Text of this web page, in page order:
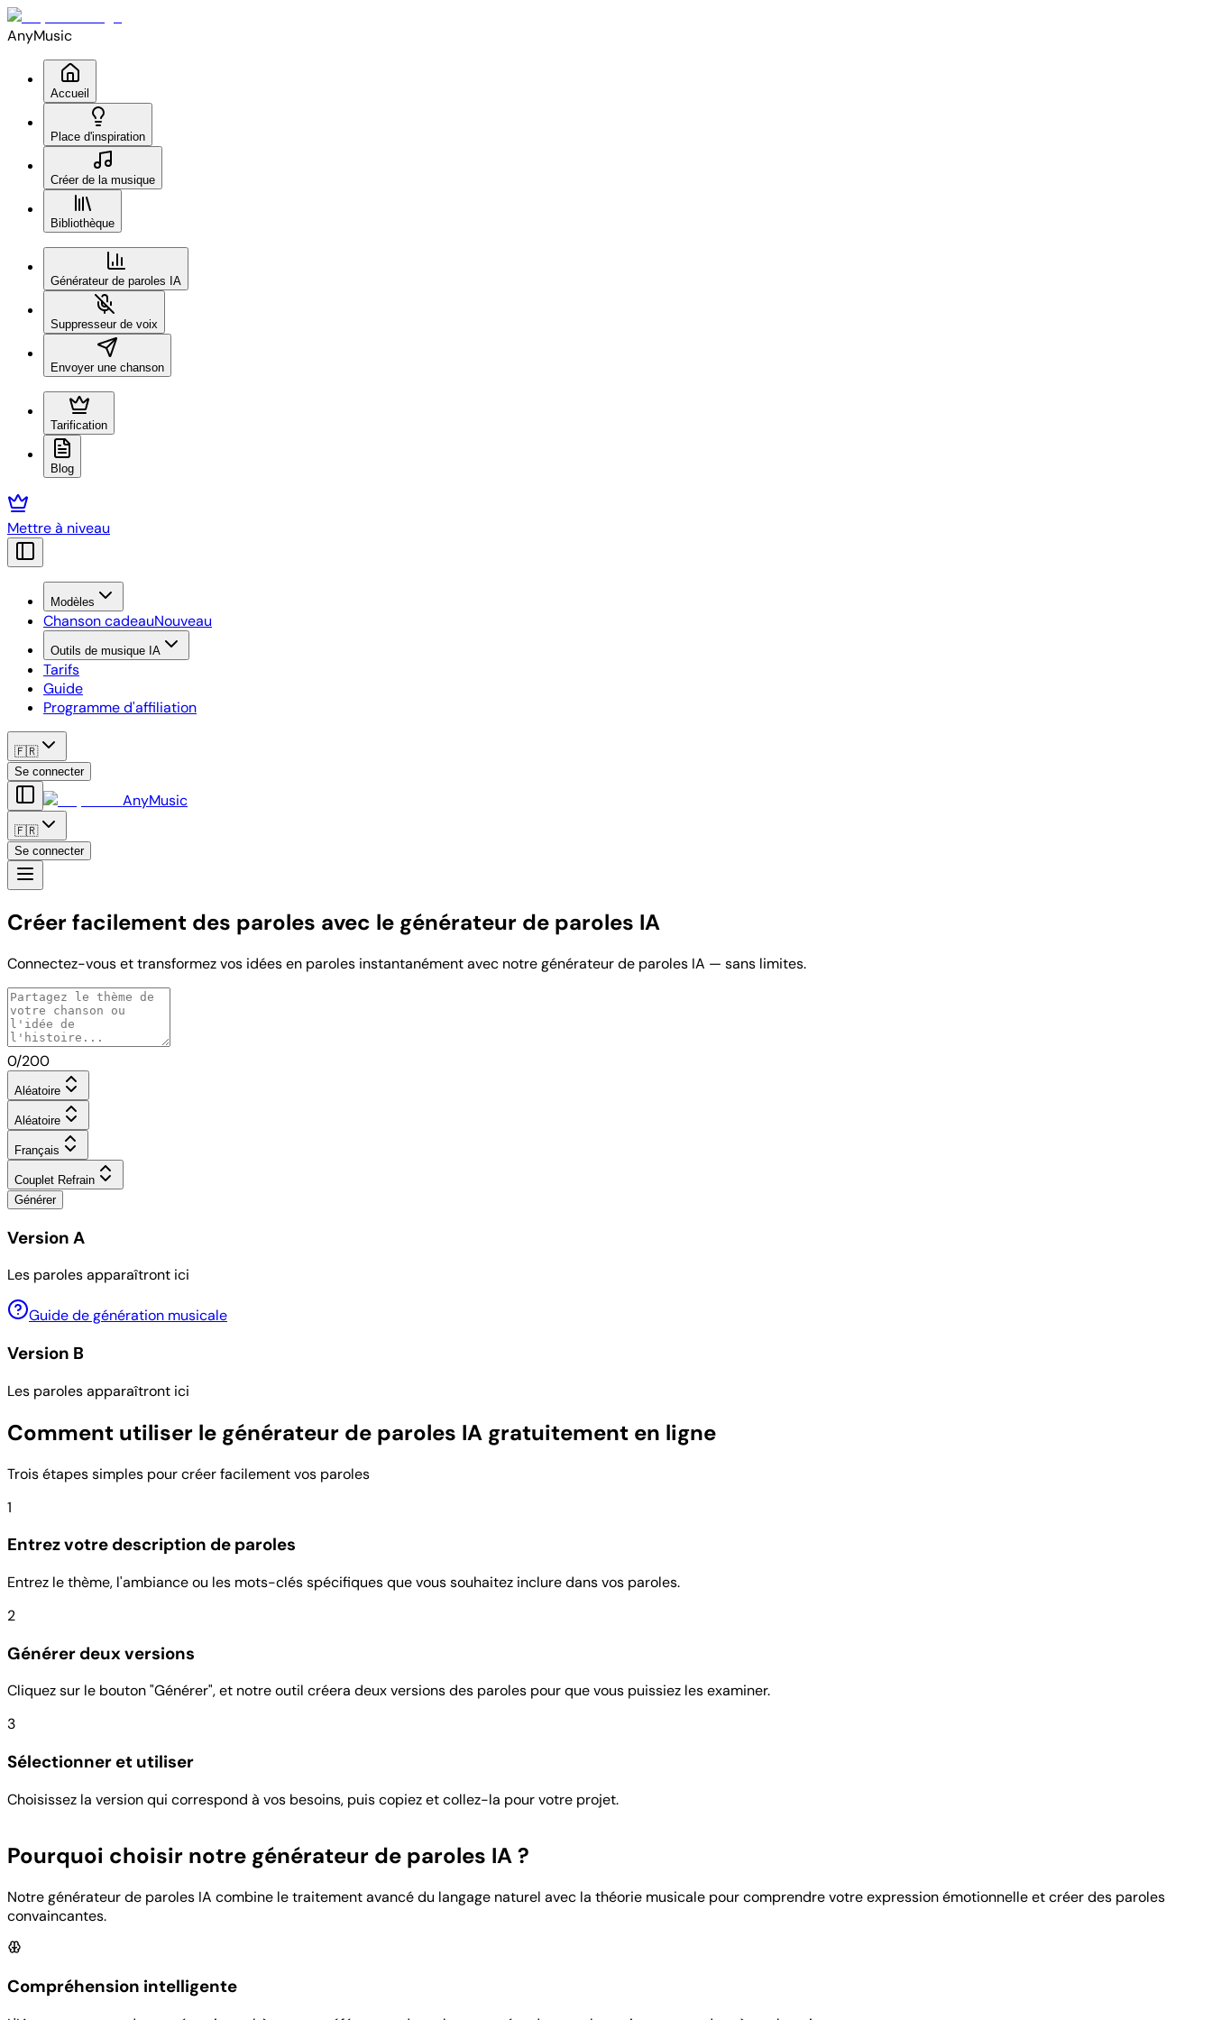
AnyMusic
Accueil
Place d'inspiration
Créer de la musique
Bibliothèque
Générateur de paroles IA
Suppresseur de voix
Envoyer une chanson
Tarification
Blog
Mettre à niveau
Modèles
Chanson cadeauNouveau
Outils de musique IA
Tarifs
Guide
Programme d'affiliation
🇫🇷
Se connecter
AnyMusic
🇫🇷
Se connecter
Créer facilement des paroles avec le générateur de paroles IA
Connectez-vous et transformez vos idées en paroles instantanément avec notre générateur de paroles IA — sans limites.
0/200
Aléatoire
Aléatoire
Français
Couplet Refrain
Générer
Version A
Les paroles apparaîtront ici
Guide de génération musicale
Version B
Les paroles apparaîtront ici
Comment utiliser le générateur de paroles IA gratuitement en ligne
Trois étapes simples pour créer facilement vos paroles
1
Entrez votre description de paroles
Entrez le thème, l'ambiance ou les mots-clés spécifiques que vous souhaitez inclure dans vos paroles.
2
Générer deux versions
Cliquez sur le bouton "Générer", et notre outil créera deux versions des paroles pour que vous puissiez les examiner.
3
Sélectionner et utiliser
Choisissez la version qui correspond à vos besoins, puis copiez et collez-la pour votre projet.
Pourquoi choisir notre générateur de paroles IA ?
Notre générateur de paroles IA combine le traitement avancé du langage naturel avec la théorie musicale pour comprendre votre expression émotionnelle et créer des paroles
convaincantes.
Compréhension intelligente